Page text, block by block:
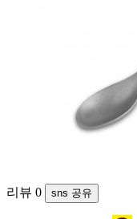
리뷰 0 sns 공유